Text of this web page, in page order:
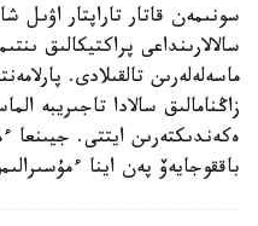
سونىمەن قاتار تاراپتار اۋىل
سالالارىنداعى پراكتيكالىق
ماسەلەلەرىن تالقىلادى.
زاڭنامالىق سالادا تاجىريبە
ەكەندىكتەرىن ايتتى. جيىنعا
باققوجايەۆ پەن اينا